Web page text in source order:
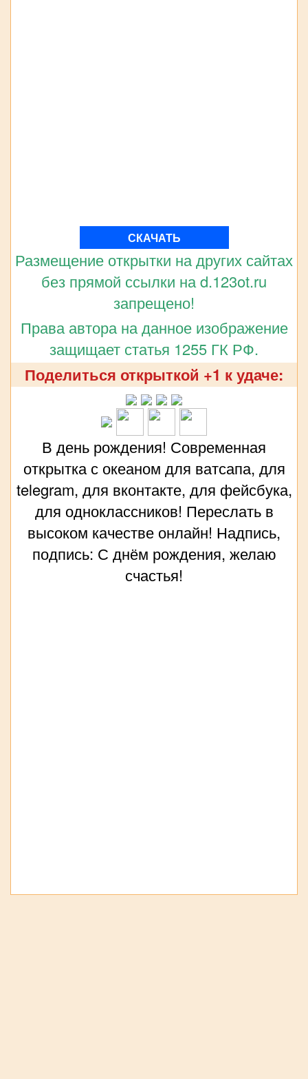
СКАЧАТЬ
Размещение открытки на других сайтах
без прямой ссылки на d.123ot.ru
запрещено!
Права автора на данное изображение
защищает статья 1255 ГК РФ.
Поделиться открыткой +1 к удаче:
В день рождения! Современная
открытка с океаном для ватсапа, для
telegram, для вконтакте, для фейсбука,
для одноклассников! Переслать в
высоком качестве онлайн! Надпись,
подпись: С днём рождения, желаю
счастья!